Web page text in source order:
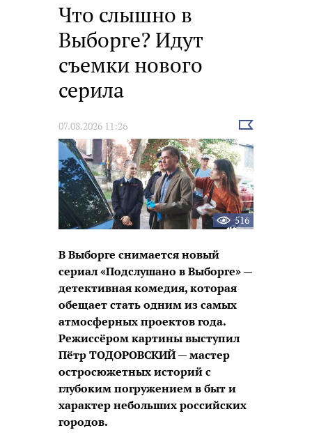
Что слышно в
Выборге? Идут
съемки нового
серила
07.08.2026 11:26
Выбрать
516
В Выборге снимается новый
сериал «Подслушано в Выборге» —
детективная комедия, которая
обещает стать одним из самых
атмосферных проектов года.
Режиссёром картины выступил
Пётр ТОДОРОВСКИЙ — мастер
остросюжетных историй с
глубоким погружением в быт и
характер небольших российских
городов.